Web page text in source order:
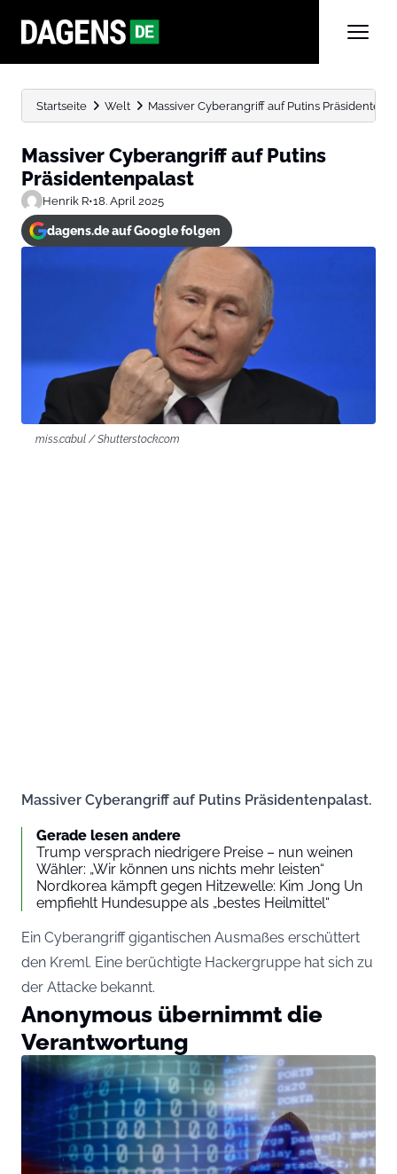
Startseite Welt Massiver Cyberangriff auf Putins
Massiver Cyberangriff auf Putins
Präsidentenpalast
Henrik R•18. April 2025
dagens.de auf Google folgen
miss.cabul / Shutterstock.com
Massiver Cyberangriff auf Putins Präsidentenpalast.
Gerade lesen andere
Trump versprach niedrigere Preise – nun weinen
Wähler: „Wir können uns nichts mehr leisten“
Nordkorea kämpft gegen Hitzewelle: Kim Jong Un
empfiehlt Hundesuppe als „bestes Heilmittel“
Ein Cyberangriff gigantischen Ausmaßes erschüttert
den Kreml. Eine berüchtigte Hackergruppe hat sich zu
der Attacke bekannt.
Anonymous übernimmt die
Verantwortung